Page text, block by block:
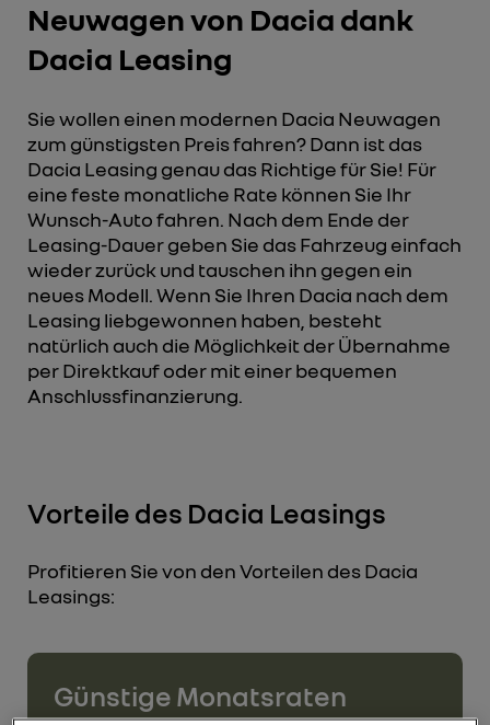
Neuwagen von Dacia dank
Dacia Leasing
Sie wollen einen modernen Dacia Neuwagen
zum günstigsten Preis fahren? Dann ist das
Dacia Leasing genau das Richtige für Sie! Für
eine feste monatliche Rate können Sie Ihr
Wunsch-Auto fahren. Nach dem Ende der
Leasing-Dauer geben Sie das Fahrzeug einfach
wieder zurück und tauschen ihn gegen ein
neues Modell. Wenn Sie Ihren Dacia nach dem
Leasing liebgewonnen haben, besteht
natürlich auch die Möglichkeit der Übernahme
per Direktkauf oder mit einer bequemen
Anschlussfinanzierung.
Vorteile des Dacia Leasings
Profitieren Sie von den Vorteilen des Dacia
Leasings:
Günstige Monatsraten